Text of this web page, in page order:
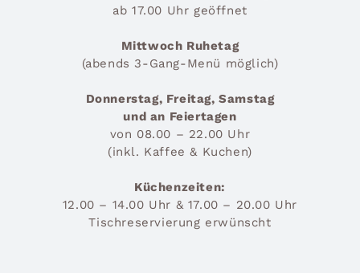
ab 17.00 Uhr geöffnet
Mittwoch Ruhetag
(abends 3-Gang-Menü möglich)
Donnerstag, Freitag, Samstag
und an Feiertagen
von 08.00 – 22.00 Uhr
(inkl. Kaffee & Kuchen)
Küchenzeiten:
12.00 – 14.00 Uhr & 17.00 – 20.00 Uhr
Tischreservierung erwünscht